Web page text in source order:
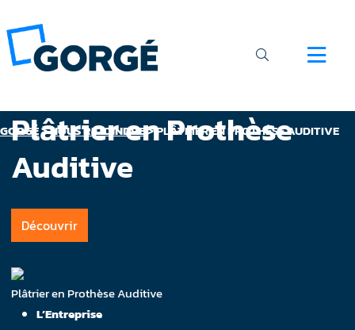
GORGÉ>NOUS REJOINDRE>PLÂTRIER EN PROTHÈSE AUDITIVE
Plâtrier en Prothèse
Auditive
Découvrir
Plâtrier en Prothèse Auditive
L’Entreprise